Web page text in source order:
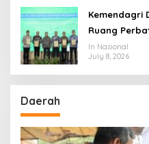
Kemendagri
Ruang
Sinapad-
In Nasional
July 8, 2026
Daerah